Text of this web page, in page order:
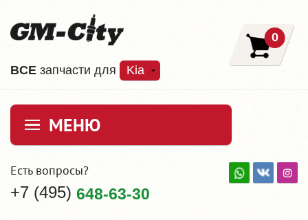
ВCE запчасти для Kia
0
МЕНЮ
Есть вопросы?
+7 (495) 648-63-30